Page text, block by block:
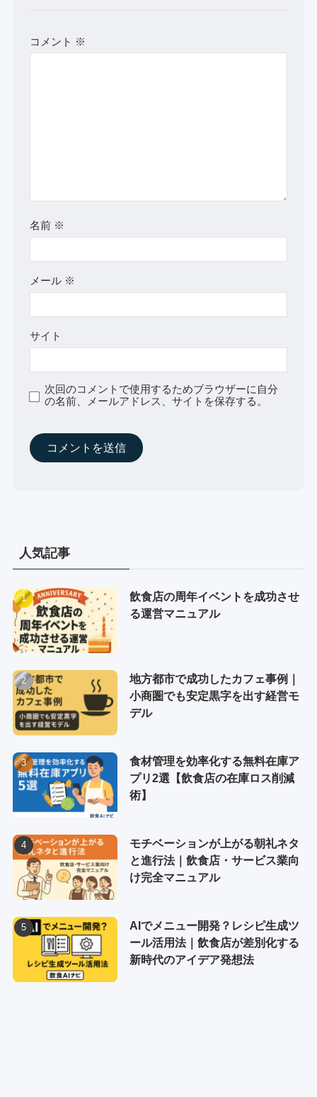
コメント ※
名前 ※
メール ※
サイト
次回のコメントで使用するためブラウザーに自分
の名前、メールアドレス、サイトを保存する。
人気記事
飲食店の周年イベントを成功させ
る運営マニュアル
地方都市で成功したカフェ事例｜
小商圏でも安定黒字を出す経営モ
デル
食材管理を効率化する無料在庫ア
プリ2選【飲食店の在庫ロス削減
術】
モチベーションが上がる朝礼ネタ
と進行法｜飲食店・サービス業向
け完全マニュアル
AIでメニュー開発？レシピ生成ツ
ール活用法｜飲食店が差別化する
新時代のアイデア発想法